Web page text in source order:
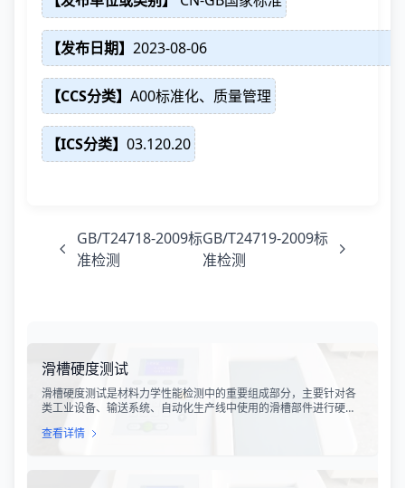
【发布日期】 2023-08-06
【CCS分类】 A00标准化、质量管理
【ICS分类】 03.120.20
GB/T24718-2009标
准检测
GB/T24719-2009标
准检测
滑槽硬度测试
滑槽硬度测试是材料力学性能检测中的重要组成部分，主要针对各
类工业设备、输送系统、自动化生产线中使用的滑槽部件进行硬度
响设备的使用寿命、运行稳定性和安全性。通过科学的硬度测试，
查看详情